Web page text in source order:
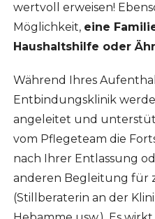
wertvoll erweisen!
Möglichkeit, eine
Haushaltshilfe oder
Während Ihres
Entbindungsklinik
angeleitet und
vom Pflegeteam die
nach Ihrer Entlassung
anderen Begleitung für
(Stillberaterin an der